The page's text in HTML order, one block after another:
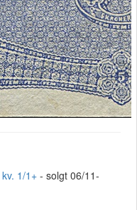
1/1+ - solgt 06/11-